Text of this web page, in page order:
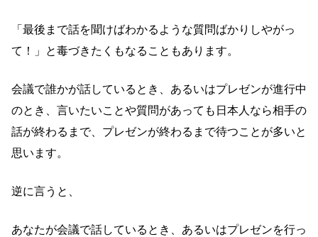
「最後まで話を聞けばわかるような質問ばかりしやがっ
て！」と毒づきたくもなることもあります。
会議で誰かが話しているとき、あるいはプレゼンが進行中
のとき、言いたいことや質問があっても日本人なら相手の
話が終わるまで、プレゼンが終わるまで待つことが多いと
思います。
逆に言うと、
あなたが会議で話しているとき、あるいはプレゼンを行っ